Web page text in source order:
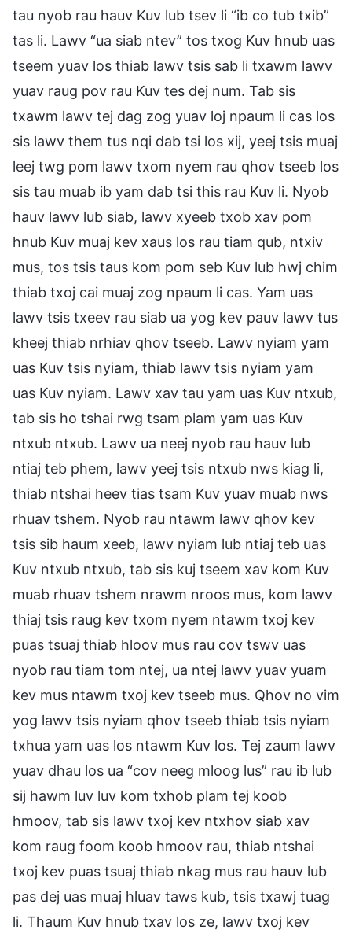
tau nyob rau hauv Kuv lub tsev li “ib co tub txib”
tas li. Lawv “ua siab ntev” tos txog Kuv hnub uas
tseem yuav los thiab lawv tsis sab li txawm lawv
yuav raug pov rau Kuv tes dej num. Tab sis
txawm lawv tej dag zog yuav loj npaum li cas los
sis lawv them tus nqi dab tsi los xij, yeej tsis muaj
leej twg pom lawv txom nyem rau qhov tseeb los
sis tau muab ib yam dab tsi this rau Kuv li. Nyob
hauv lawv lub siab, lawv xyeeb txob xav pom
hnub Kuv muaj kev xaus los rau tiam qub, ntxiv
mus, tos tsis taus kom pom seb Kuv lub hwj chim
thiab txoj cai muaj zog npaum li cas. Yam uas
lawv tsis txeev rau siab ua yog kev pauv lawv tus
kheej thiab nrhiav qhov tseeb. Lawv nyiam yam
uas Kuv tsis nyiam, thiab lawv tsis nyiam yam
uas Kuv nyiam. Lawv xav tau yam uas Kuv ntxub,
tab sis ho tshai rwg tsam plam yam uas Kuv
ntxub ntxub. Lawv ua neej nyob rau hauv lub
ntiaj teb phem, lawv yeej tsis ntxub nws kiag li,
thiab ntshai heev tias tsam Kuv yuav muab nws
rhuav tshem. Nyob rau ntawm lawv qhov kev
tsis sib haum xeeb, lawv nyiam lub ntiaj teb uas
Kuv ntxub ntxub, tab sis kuj tseem xav kom Kuv
muab rhuav tshem nrawm nroos mus, kom lawv
thiaj tsis raug kev txom nyem ntawm txoj kev
puas tsuaj thiab hloov mus rau cov tswv uas
nyob rau tiam tom ntej, ua ntej lawv yuav yuam
kev mus ntawm txoj kev tseeb mus. Qhov no vim
yog lawv tsis nyiam qhov tseeb thiab tsis nyiam
txhua yam uas los ntawm Kuv los. Tej zaum lawv
yuav dhau los ua “cov neeg mloog lus” rau ib lub
sij hawm luv luv kom txhob plam tej koob
hmoov, tab sis lawv txoj kev ntxhov siab xav
kom raug foom koob hmoov rau, thiab ntshai
txoj kev puas tsuaj thiab nkag mus rau hauv lub
pas dej uas muaj hluav taws kub, tsis txawj tuag
li. Thaum Kuv hnub txav los ze, lawv txoj kev